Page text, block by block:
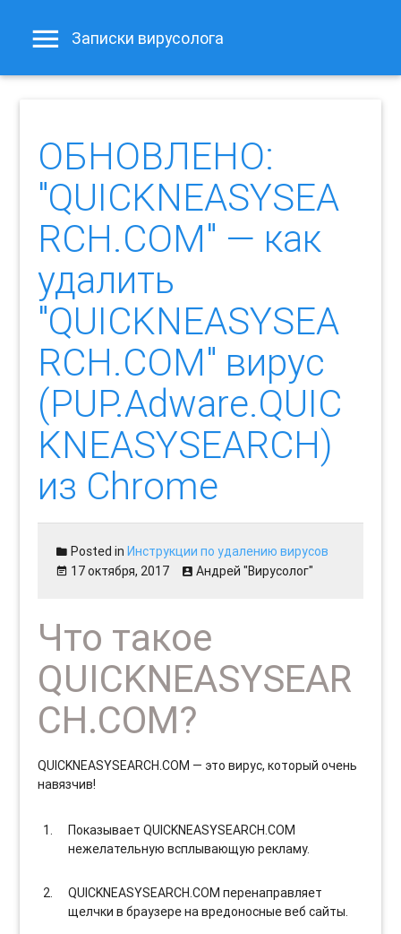
Записки вирусолога
ОБНОВЛЕНО:
"QUICKNEASYSEA
RCH.COM" — как
удалить
"QUICKNEASYSEA
RCH.COM" вирус
(PUP.Adware.QUIC
KNEASYSEARCH)
из Chrome
Posted inИнструкции по удалению вирусов
17 октября, 2017
Андрей "Вирусолог"
Что такое
QUICKNEASYSEAR
CH.COM?
QUICKNEASYSEARCH.COM — это вирус, который очень
навязчив!
Показывает QUICKNEASYSEARCH.COM
нежелательную всплывающую рекламу.
QUICKNEASYSEARCH.COM перенаправляет
щелчки в браузере на вредоносные веб сайты.